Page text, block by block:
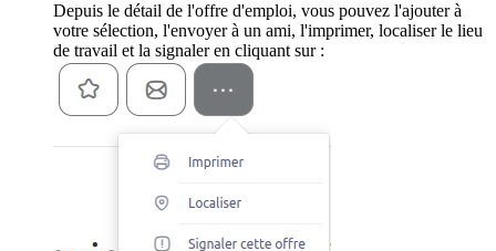
Depuis le détail de l'offre d'emploi, vous pouvez l'ajouter à
votre sélection, l'envoyer à un ami, l'imprimer, localiser le lieu
de travail et la signaler en cliquant sur :